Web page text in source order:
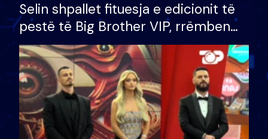
Selin shpallet fituesja e edicionit të
pestë të Big Brother VIP, rrëmben
çmimin e madh prej 100 mijë eurosh